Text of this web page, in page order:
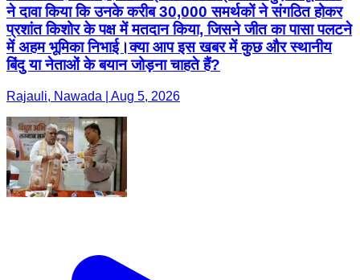
ने दावा किया कि उनके करीब 30,000 समर्थकों ने संगठित होकर
प्रशांत किशोर के पक्ष में मतदान किया, जिसने जीत का पासा पलटने
में अहम भूमिका निभाई। ​क्या आप इस खबर में कुछ और स्थानीय
बिंदु या नेताओं के बयान जोड़ना चाहते हैं?
Rajauli, Nawada | Aug 5, 2026